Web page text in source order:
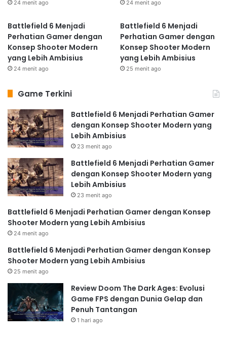
24 menit ago 24 menit ago
Battlefield 6 Menjadi
Perhatian Gamer dengan
Konsep Shooter Modern
yang Lebih Ambisius
24 menit ago
Battlefield 6 Menjadi
Perhatian Gamer dengan
Konsep Shooter Modern
yang Lebih Ambisius
25 menit ago
Game Terkini
Battlefield 6 Menjadi Perhatian Gamer
dengan Konsep Shooter Modern yang
Lebih Ambisius
23 menit ago
Battlefield 6 Menjadi Perhatian Gamer
dengan Konsep Shooter Modern yang
Lebih Ambisius
23 menit ago
Battlefield 6 Menjadi Perhatian Gamer dengan Konsep
Shooter Modern yang Lebih Ambisius
24 menit ago
Battlefield 6 Menjadi Perhatian Gamer dengan Konsep
Shooter Modern yang Lebih Ambisius
25 menit ago
Review Doom The Dark Ages: Evolusi
Game FPS dengan Dunia Gelap dan
Penuh Tantangan
1 hari ago